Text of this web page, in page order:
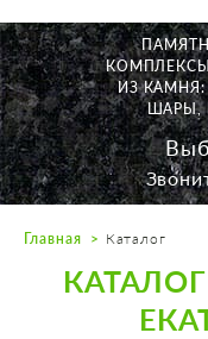
АКЦИИ
Пн. —
ИЗ КАМНЯ:
ШАРЫ,
Главная Каталог